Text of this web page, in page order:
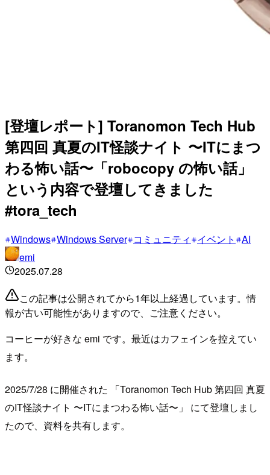
[登壇レポート] Toranomon Tech Hub
第四回 真夏のIT怪談ナイト 〜ITにまつ
わる怖い話〜「robocopy の怖い話」
という内容で登壇してきました
#tora_tech
Windows Windows Server コミュニティ イベント
AI
emi
2025.07.28
この記事は公開されてから1年以上経過しています。情
報が古い可能性がありますので、ご注意ください。
コーヒーが好きな emi です。最近はカフェインを控えてい
ます。
2025/7/28 に開催された 「Toranomon Tech Hub 第四回 真夏
のIT怪談ナイト 〜ITにまつわる怖い話〜」 にて登壇しまし
たので、資料を共有します。